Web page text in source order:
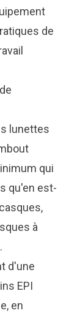
de
lunettes
qui
qu'en est-
à
d'une
EPI
en